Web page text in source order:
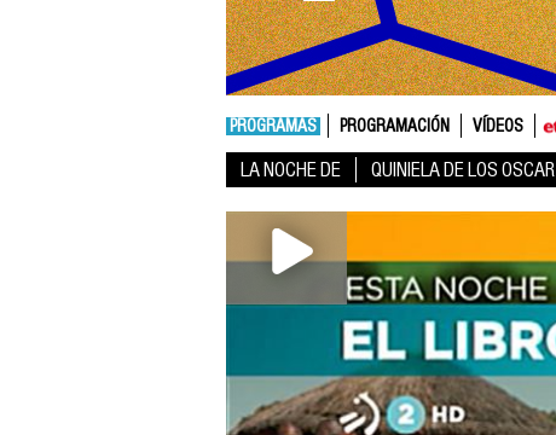
PROGRAMAS PROGRAMACIÓN VÍDEOS
LA NOCHE DE QUINIELA DE LOS OSCAR